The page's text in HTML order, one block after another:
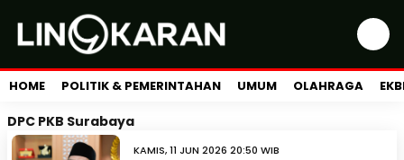
HOME POLITIK & PEMERINTAHAN UMUM OLAHRAGA
DPC PKB Surabaya
KAMIS, 11 JUN 2026 20:50 WIB